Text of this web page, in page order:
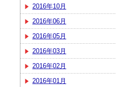
2016年10月
2016年06月
2016年05月
2016年03月
2016年02月
2016年01月